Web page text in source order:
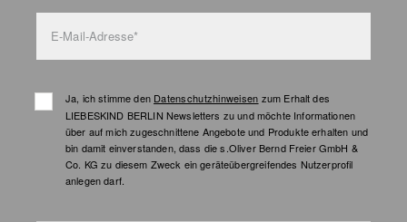
E-Mail-Adresse*
Ja, ich stimme den Datenschutzhinweisen zum Erhalt des
LIEBESKIND BERLIN Newsletters zu und möchte Informationen
über auf mich zugeschnittene Angebote und Produkte erhalten und
bin damit einverstanden, dass die s.Oliver Bernd Freier GmbH &
Co. KG zu diesem Zweck ein geräteübergreifendes Nutzerprofil
anlegen darf.